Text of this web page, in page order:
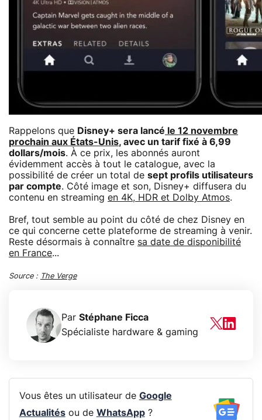
Rappelons que Disney+ sera lancé le 12 novembre
prochain aux États-Unis, avec un tarif fixé à 6,99
dollars/mois. À ce prix, les abonnés auront
évidemment accès à tout le catalogue, avec la
possibilité de créer un total de sept profils utilisateurs
par compte. Côté image et son, Disney+ diffusera du
contenu en streaming en 4K, HDR et Dolby Atmos.
Bref, tout semble au point du côté de chez Disney en
ce qui concerne cette plateforme de streaming à venir.
Reste désormais à connaître sa date de disponibilité
en France...
Source : The Verge
Par Stéphane Ficca
Spécialiste hardware & gaming
Vous êtes un utilisateur de Google
Actualitésou de WhatsApp?